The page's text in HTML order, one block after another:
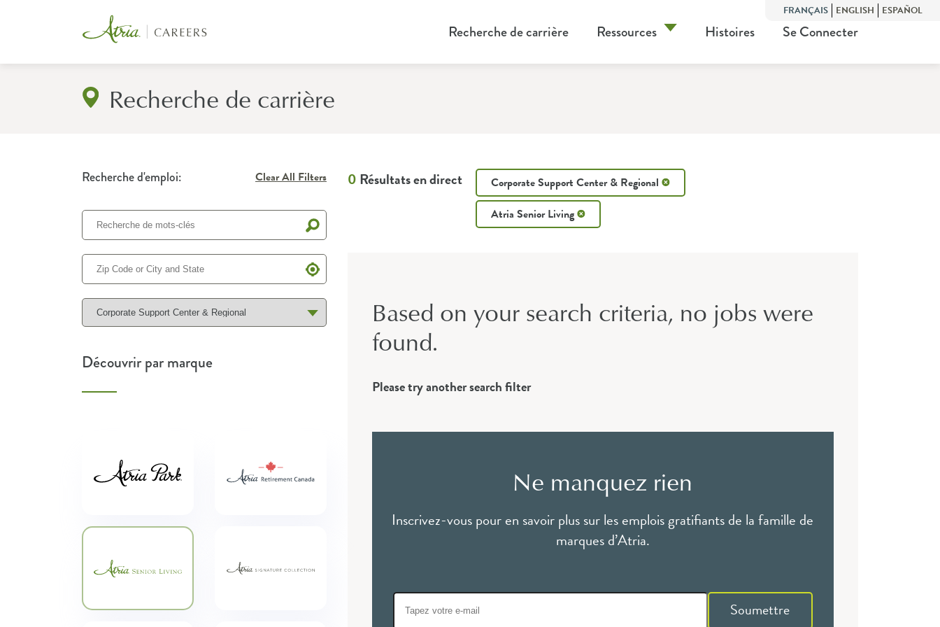
FRANÇAIS ENGLISH ESPAÑOL
Recherche de carrière Ressources Histoires Se Connecter
Recherche de carrière
Recherche d'emploi: Clear All Filters
Découvrir par marque
0 Résultats en direct
Corporate Support Center & Regional
Atria Senior Living
Based on your search criteria, no jobs were
found.
Please try another search filter
Ne manquez rien
Inscrivez-vous pour en savoir plus sur les emplois gratifiants de la famille de
marques d’Atria.
Soumettre